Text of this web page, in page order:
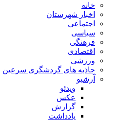
خانه
اخبار شهرستان
اجتماعی
سیاسی
فرهنگی
اقتصادی
ورزشی
جاذبه های گردشگری سرعین
آرشیو
ویدئو
عکس
گزارش
یادداشت